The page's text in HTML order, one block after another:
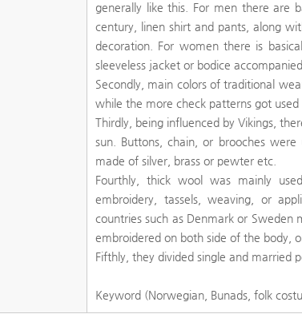
generally like this. For men there are
century, linen shirt and pants, along
decoration. For women there is
sleeveless jacket or bodice
Secondly, main colors of traditional
while the more check patterns got used
Thirdly, being influenced by Vikings,
sun. Buttons, chain, or brooches
made of silver, brass or pewter etc.
Fourthly, thick wool was mainly
embroidery, tassels, weaving, or
countries such as Denmark or
embroidered on both side of the body,
Fifthly, they divided single and married
Keyword (Norwegian, Bunads, folk